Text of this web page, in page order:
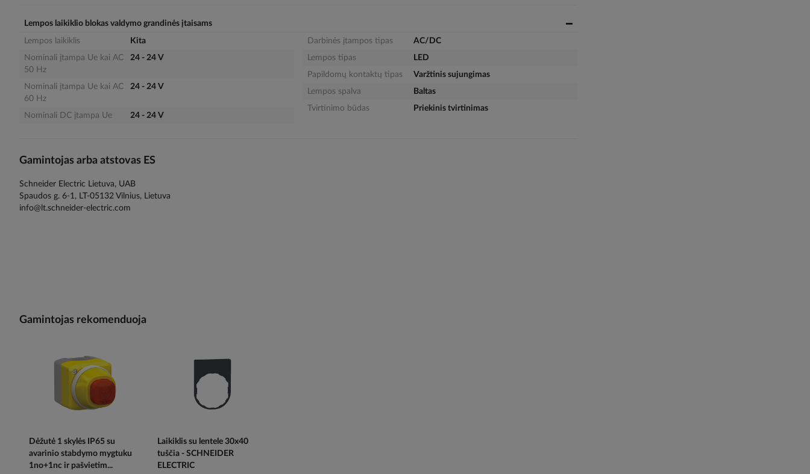
images
gallery
Lempos laikiklio blokas valdymo grandinės įtaisams
Lempos laikiklis
Kita
Nominali įtampa Ue kai AC
50 Hz
24 - 24 V
Nominali įtampa Ue kai AC
60 Hz
24 - 24 V
Nominali DC įtampa Ue 24 - 24 V
Darbinės įtampos tipas
AC/DC
Lempos tipas
LED
Papildomų kontaktų tipas
Varžtinis sujungimas
Lempos spalva
Baltas
Tvirtinimo būdas
Priekinis tvirtinimas
Gamintojas arba atstovas ES
Schneider Electric Lietuva, UAB
Spaudos g. 6-1, LT-05132 Vilnius, Lietuva
info@lt.schneider-electric.com
Gamintojas rekomenduoja
Dėžutė 1 skylės IP65 su
avarinio stabdymo mygtuku
1no+1nc ir pašvietim...
Laikiklis su lentele 30x40
tuščia - SCHNEIDER
ELECTRIC